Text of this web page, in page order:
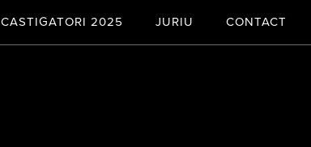
CASTIGATORI 2025 JURIU CONTACT